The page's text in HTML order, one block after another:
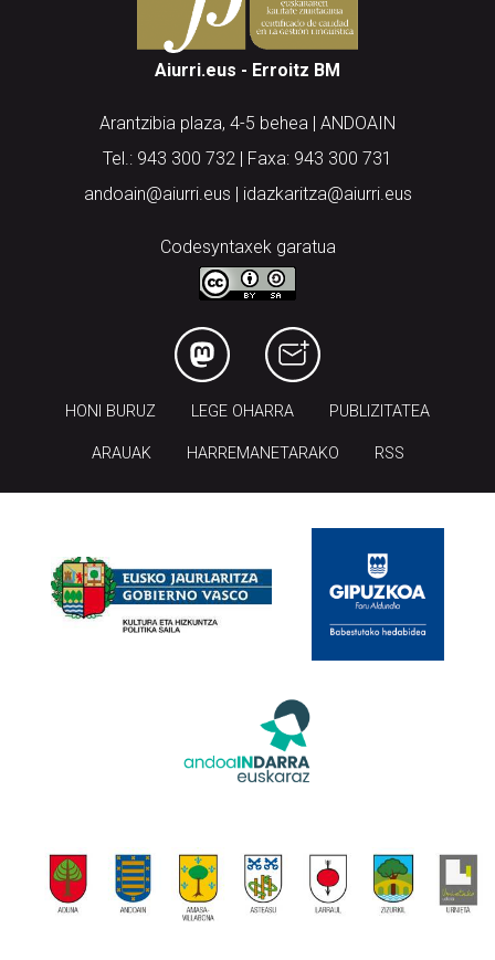
Aiurri.eus - Erroitz BM
Arantzibia plaza, 4-5 behea | ANDOAIN
Tel.: 943 300 732 | Faxa: 943 300 731
andoain@aiurri.eus | idazkaritza@aiurri.eus
Codesyntaxek garatua
HONI BURUZ LEGE OHARRA PUBLIZITATEA
ARAUAK HARREMANETARAKO RSS